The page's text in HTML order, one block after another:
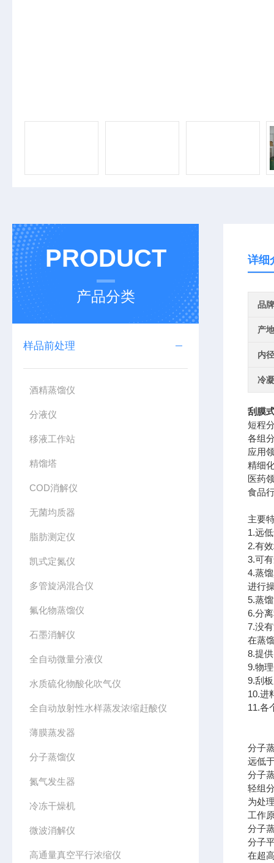
PRODUCT
产品分类
样品前处理
酒精蒸馏仪
分液仪
移液工作站
精馏塔
COD消解仪
无菌均质器
脂肪测定仪
凯式定氮仪
多管旋涡混合仪
氟化物蒸馏仪
石墨消解仪
全自动微量分液仪
水质硫化物酸化吹气仪
全自动放射性水样蒸发浓缩赶酸仪
薄膜蒸发器
分子蒸馏仪
氮气发生器
冷冻干燥机
微波消解仪
高通量真空平行浓缩仪
详细
品牌
产
内
冷
刮膜
短程
各组
应用
精细
医药
食品
主要
1.远
2.有
3.可
4.蒸
进行
5.蒸
6.分
7.没
在蒸
8.提
9.物
9.刮
10.进
11.各
分子
远低
分子
轻组
为处
工作
分子
分子
在超